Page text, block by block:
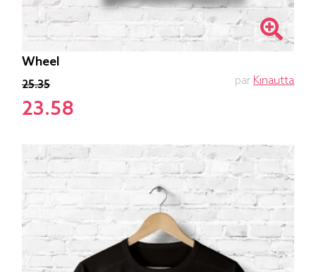
Wheel
25.35
23.58
par Kinautta